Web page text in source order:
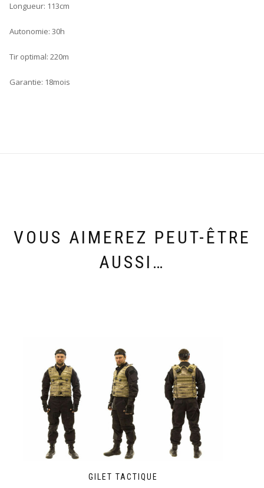
Longueur: 113cm
Autonomie: 30h
Tir optimal: 220m
Garantie: 18mois
VOUS AIMEREZ PEUT-ÊTRE
AUSSI…
GILET TACTIQUE